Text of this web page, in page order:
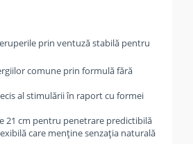
prin ventuză stabilă pentru
comune prin formulă fără
al stimulării în raport cu formei
21 cm pentru penetrare predictibilă
care menține senzația naturală